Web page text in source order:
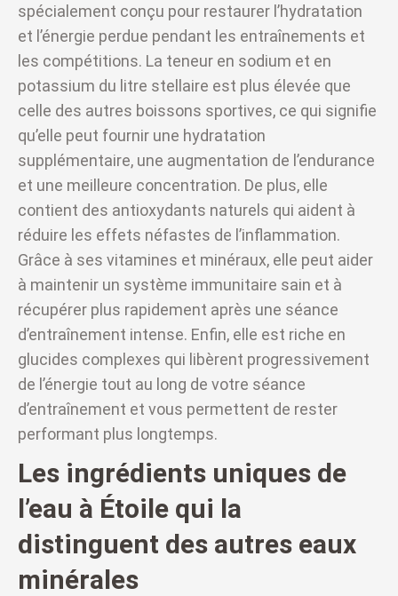
spécialement conçu pour restaurer l’hydratation
et l’énergie perdue pendant les entraînements et
les compétitions. La teneur en sodium et en
potassium du litre stellaire est plus élevée que
celle des autres boissons sportives, ce qui signifie
qu’elle peut fournir une hydratation
supplémentaire, une augmentation de l’endurance
et une meilleure concentration. De plus, elle
contient des antioxydants naturels qui aident à
réduire les effets néfastes de l’inflammation.
Grâce à ses vitamines et minéraux, elle peut aider
à maintenir un système immunitaire sain et à
récupérer plus rapidement après une séance
d’entraînement intense. Enfin, elle est riche en
glucides complexes qui libèrent progressivement
de l’énergie tout au long de votre séance
d’entraînement et vous permettent de rester
performant plus longtemps.
Les ingrédients uniques de
l’eau à Étoile qui la
distinguent des autres eaux
minérales